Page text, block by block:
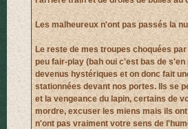
Les malheureux n'ont pas passés la
Le reste de mes troupes choquées
peu fair-play (bah oui c'est bas de
devenus hystériques et on donc fait
stationnées devant nos portes. Ils se
et la vengeance du lapin, certains de
mordre, excuser les miens mais ils
n'ont pas vraiment votre sens de